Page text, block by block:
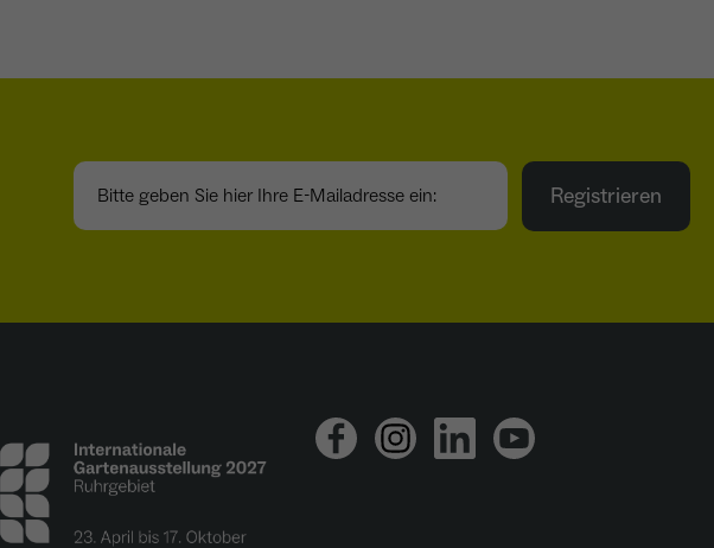
- Messung
Bitte geben Sie hier Ihre E-Mailadresse ein:
Registrieren